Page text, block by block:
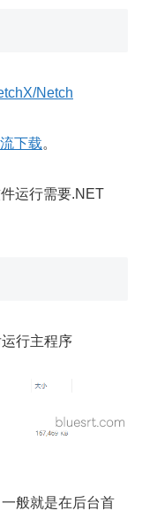
Netch
下载。
运行需要.NET
行主程序
般就是在后台首